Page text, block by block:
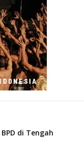
di Tengah